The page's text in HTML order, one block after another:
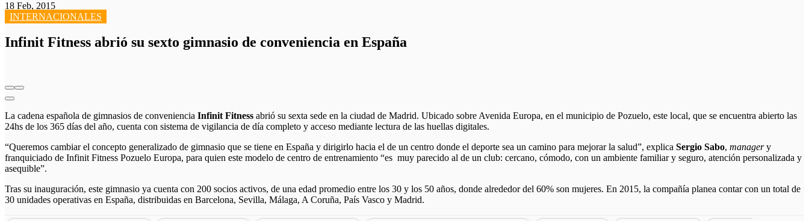
18 Feb, 2015
INTERNACIONALES
Infinit Fitness abrió su sexto gimnasio de conveniencia en España
La cadena española de gimnasios de conveniencia Infinit Fitness abrió su sexta sede en la ciudad de Madrid. Ubicado sobre Avenida Europa, en el municipio de Pozuelo, este local, que se encuentra abierto las
24hs de los 365 días del año, cuenta con sistema de vigilancia de día completo y acceso mediante lectura de las huellas digitales.
“Queremos cambiar el concepto generalizado de gimnasio que se tiene en España y dirigirlo hacia el de un centro donde el deporte sea un camino para mejorar la salud”, explica Sergio Sabo, managery
franquiciado de Infinit Fitness Pozuelo Europa, para quien este modelo de centro de entrenamiento “es muy parecido al de un club: cercano, cómodo, con un ambiente familiar y seguro, atención personalizada y
asequible”.
Tras su inauguración, este gimnasio ya cuenta con 200 socios activos, de una edad promedio entre los 30 y los 50 años, donde alrededor del 60% son mujeres. En 2015, la compañía planea contar con un total de
30 unidades operativas en España, distribuidas en Barcelona, Sevilla, Málaga, A Coruña, País Vasco y Madrid.